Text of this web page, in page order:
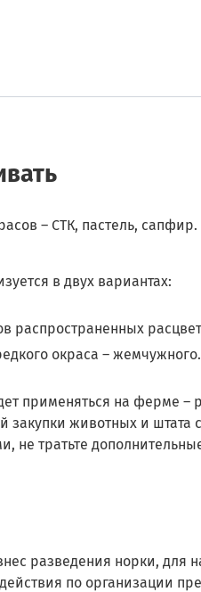
– СТК, пастель,
в двух вариантах:
распространенных
окраса – жемчужного.
применяться на ферме –
закупки животных и штата
не тратьте
разведения норки, для
по организации